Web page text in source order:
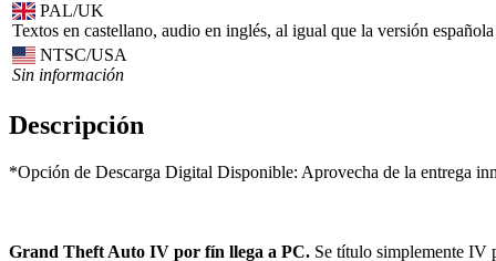
PAL/UK
Textos en castellano, audio en inglés, al igual que la versión española
NTSC/USA
Sin información
Descripción
*Opción de Descarga Digital Disponible: Aprovecha de la entrega
Grand Theft Auto IV por fín llega a PC. Se título simplemente IV